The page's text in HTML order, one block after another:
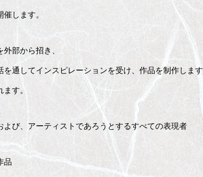
します。
部から招き、
を通してインスピレーションを受け、作品を制作しま
リーが生まれます。
び、アーティストであろうとするすべての表現者
品